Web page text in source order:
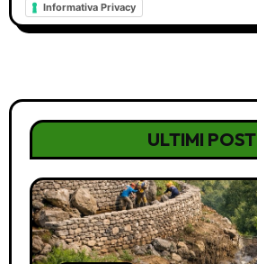
Informativa Privacy
ULTIMI POST